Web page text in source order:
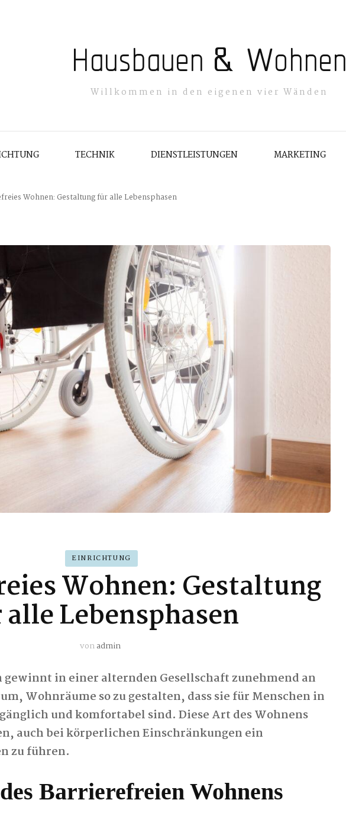
Hausbauen & Wohnen
Willkommen in den eigenen vier Wänden
TECHNIK DIENSTLEISTUNGEN MARKETING
Wohnen: Gestaltung für alle Lebensphasen
EINRICHTUNG
Wohnen: Gestaltung
Lebensphasen
vonadmin
in einer alternden Gesellschaft zunehmend an
Wohnräume so zu gestalten, dass sie für Menschen in
und komfortabel sind. Diese Art des Wohnens
auch bei körperlichen Einschränkungen ein
zu führen.
Barrierefreien Wohnens